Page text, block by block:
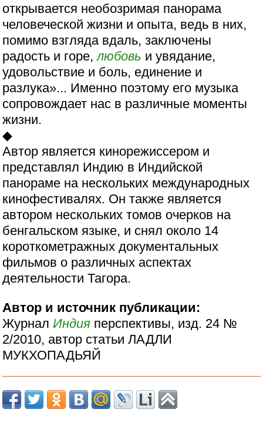
открывается необозримая панорама
человеческой жизни и опыта, ведь в них,
помимо взгляда вдаль, заключены
радость и горе,любовь и увядание,
удовольствие и боль, единение и
разлука»... Именно поэтому его музыка
сопровождает нас в различные моменты
жизни.
◆
Автор является кинорежиссером и
представлял Индию в Индийской
панораме на нескольких международных
кинофестивалях. Он также является
автором нескольких томов очерков на
бенгальском языке, и снял около 14
короткометражных документальных
фильмов о различных аспектах
деятельности Тагора.
Автор и источник публикации:
Журнал Индия перспективы, изд. 24 №
2/2010, автор статьи ЛАДЛИ
МУКХОПАДЬЯЙ